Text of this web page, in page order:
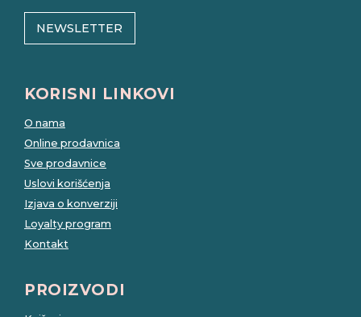
NEWSLETTER
KORISNI LINKOVI
O nama
Online prodavnica
Sve prodavnice
Uslovi korišćenja
Izjava o konverziji
Loyalty program
Kontakt
PROIZVODI